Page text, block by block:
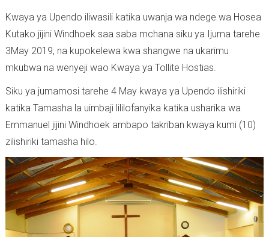
Kwaya ya Upendo iliwasili katika uwanja wa ndege wa Hosea
Kutako jijini Windhoek saa saba mchana siku ya Ijuma tarehe
3May 2019, na kupokelewa kwa shangwe na ukarimu
mkubwa na wenyeji wao Kwaya ya Tollite Hostias.
Siku ya jumamosi tarehe 4 May kwaya ya Upendo ilishiriki
katika Tamasha la uimbaji lililofanyika katika usharika wa
Emmanuel jijini Windhoek ambapo takriban kwaya kumi (10)
zilishiriki tamasha hilo.